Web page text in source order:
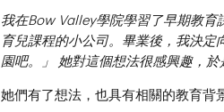
我在Bow Valley學院學習了早期教育
育兒課程的小公司。畢業後，我決
園吧。」 她對這個想法很感興趣，
她們有了想法，也具有相關的教育背